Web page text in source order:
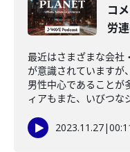
コ
労
最近はさまざまな会社
が意識されていますが
男性中心であることが
ィアもまた、いびつな
2023.11.27|